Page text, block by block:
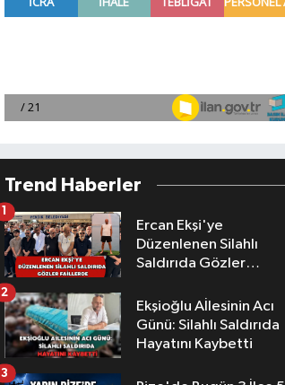
Trend Haberler
Ercan Ekşi'ye
Düzenlenen Silahlı
Saldırıda Gözler
1
Ekşioğlu Aİlesinin Acı
Günü: Silahlı Saldırıda
Hayatını Kaybetti
2
3